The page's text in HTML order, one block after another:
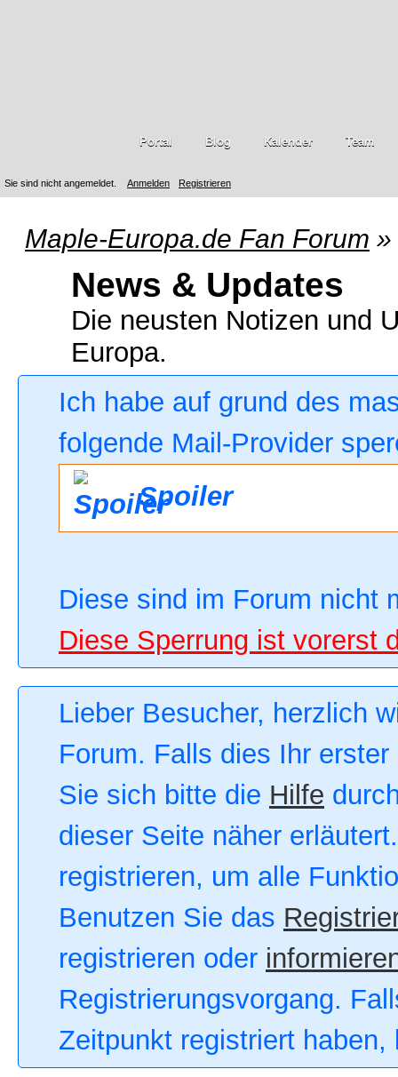
Sie sind nicht angemeldet. Anmelden Registrieren
Portal Blog Kalender Team
Maple-Europa.de Fan Forum »
News & Updates
Die neusten Notizen und
Europa.
Ich habe auf grund des
folgende Mail-Provider
Spoiler
Diese sind im Forum nicht
Diese Sperrung ist vorerst
Lieber Besucher, herzlich
Forum. Falls dies Ihr
Sie sich bitte die Hilfe
dieser Seite näher
registrieren, um alle
Benutzen Sie das
registrieren oder
Registrierungsvorgang.
Zeitpunkt registriert